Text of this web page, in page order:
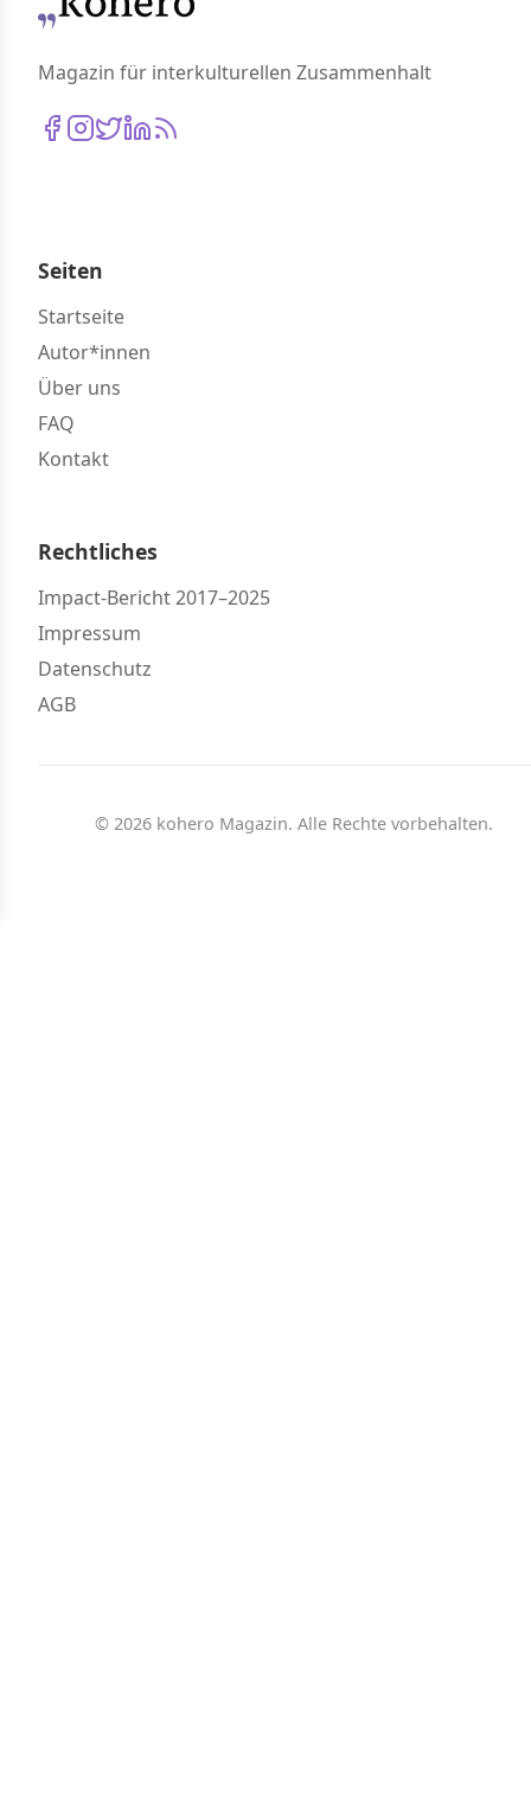
Magazin für interkulturellen Zusammenhalt
Seiten
Startseite
Autor*innen
Über uns
FAQ
Kontakt
Rechtliches
Impact-Bericht 2017–2025
Impressum
Datenschutz
AGB
© 2026 kohero Magazin. Alle Rechte vorbehalten.